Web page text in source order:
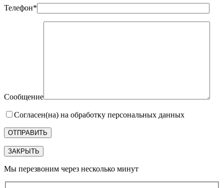
Телефон*
Сообщение
Согласен(на) на обработку персональных данных
ЗАКРЫТЬ
Мы перезвоним через несколько минут